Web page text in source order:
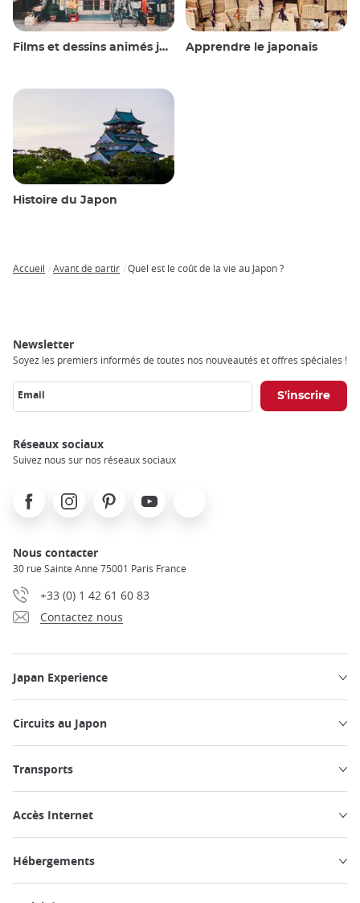
Films et dessins animés japonais Apprendre le japonais
Histoire du Japon
Accueil Avant de partir Quel est le coût de la vie au Japon ?
Newsletter
Soyez les premiers informés de toutes nos nouveautés et offres spéciales !
Email
Réseaux sociaux
Suivez nous sur nos réseaux sociaux
FacebookInstagramPinterest Youtube
Nous contacter
30 rue Sainte Anne 75001 Paris France
+33 (0) 1 42 61 60 83
Contactez nous
Japan Experience
Circuits au Japon
Transports
Accès Internet
Hébergements